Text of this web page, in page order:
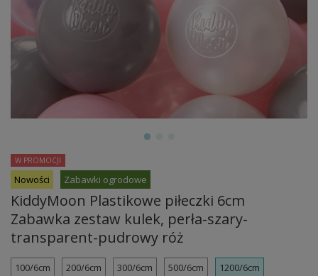
Nowości Zabawki ogrodowe
KiddyMoon Plastikowe piłeczki 6cm
Zabawka zestaw kulek, perła-szary-
transparent-pudrowy róż
W PROMOCJI
100/6cm 200/6cm 300/6cm 500/6cm 1200/6cm